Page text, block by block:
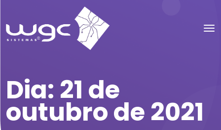
Dia: 21 de
outubro de 2021